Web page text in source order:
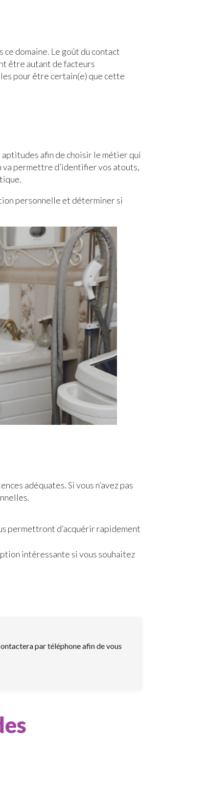
ce domaine. Le goût du contact
être autant de facteurs
pour être certain(e) que cette
afin de choisir le métier qui
va permettre d’identifier vos atouts,
personnelle et déterminer si
adéquates. Si vous n’avez pas
permettront d’acquérir rapidement
intéressante si vous souhaitez
par téléphone afin de vous